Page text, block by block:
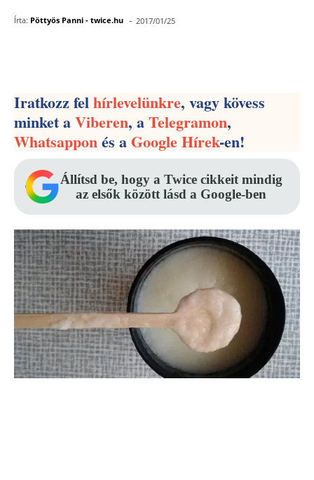
Írta: Pöttyös Panni - twice.hu - 2017/01/25
Iratkozz felhírlevelünkre, vagy kövess
minket aViberen, aTelegramon,
Whatsapponés aGoogle Hírek-en!
Állítsd be, hogy a Twice cikkeit mindig
az elsők között lásd a Google-ben